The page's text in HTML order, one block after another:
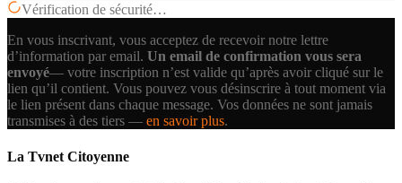
Vérification de sécurité…
En vous inscrivant, vous acceptez de recevoir notre lettre
d’information par email. Un email de confirmation vous sera
envoyé— votre inscription n’est valide qu’après avoir cliqué sur le
lien qu’il contient. Vous pouvez vous désinscrire à tout moment via
le lien présent dans chaque message. Vos données ne sont jamais
transmises à des tiers — en savoir plus.
La Tvnet Citoyenne